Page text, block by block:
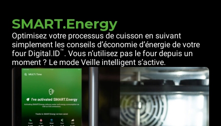
SMART.Energy
Optimisez votre processus de cuisson en suivant
simplement les conseils d’économie d’énergie de votre
four Digital.ID™. Vous n’utilisez pas le four depuis un
moment ? Le mode Veille intelligent s’active.